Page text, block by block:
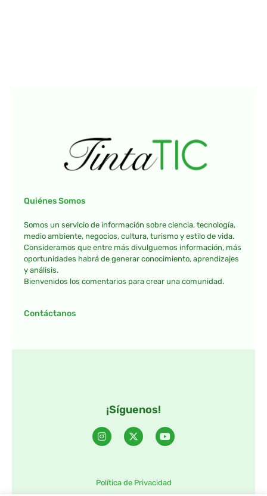
Quiénes Somos
Somos un servicio de información sobre ciencia, tecnología,
medio ambiente, negocios, cultura, turismo y estilo de vida.
Consideramos que entre más divulguemos información, más
oportunidades habrá de generar conocimiento, aprendizajes
y análisis.
Bienvenidos los comentarios para crear una comunidad.
Contáctanos
¡Síguenos!
Política de Privacidad